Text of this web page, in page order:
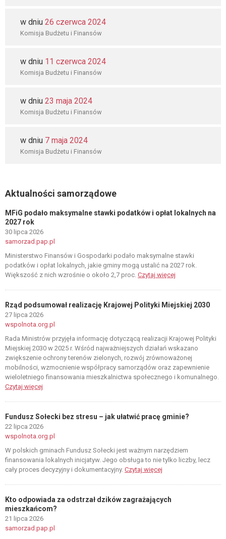
w dniu 26 czerwca 2024
Komisja Budżetu i Finansów
w dniu 11 czerwca 2024
Komisja Budżetu i Finansów
w dniu 23 maja 2024
Komisja Budżetu i Finansów
w dniu 7 maja 2024
Komisja Budżetu i Finansów
Aktualności samorządowe
MFiG podało maksymalne stawki podatków i opłat lokalnych na
2027 rok
30 lipca 2026
samorzad.pap.pl
Ministerstwo Finansów i Gospodarki podało maksymalne stawki
podatków i opłat lokalnych, jakie gminy mogą ustalić na 2027 rok.
Większość z nich wzrośnie o około 2,7 proc. Czytaj więcej
Rząd podsumował realizację Krajowej Polityki Miejskiej 2030
27 lipca 2026
wspolnota.org.pl
Rada Ministrów przyjęła informację dotyczącą realizacji Krajowej Polityki
Miejskiej 2030 w 2025 r. Wśród najważniejszych działań wskazano
zwiększenie ochrony terenów zielonych, rozwój zrównoważonej
mobilności, wzmocnienie współpracy samorządów oraz zapewnienie
wieloletniego finansowania mieszkalnictwa społecznego i komunalnego.
Czytaj więcej
Fundusz Sołecki bez stresu – jak ułatwić pracę gminie?
22 lipca 2026
wspolnota.org.pl
W polskich gminach Fundusz Sołecki jest ważnym narzędziem
finansowania lokalnych inicjatyw. Jego obsługa to nie tylko liczby, lecz
cały proces decyzyjny i dokumentacyjny. Czytaj więcej
Kto odpowiada za odstrzał dzików zagrażających
mieszkańcom?
21 lipca 2026
samorzad.pap.pl